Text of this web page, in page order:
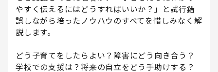
やすく伝えるにはどうすればいいか？」と試行錯
誤しながら培ったノウハウのすべてを惜しみなく解
説します。
どう子育てをしたらよい？障害にどう向き合う？
学校での支援は？将来の自立をどう手助けする？